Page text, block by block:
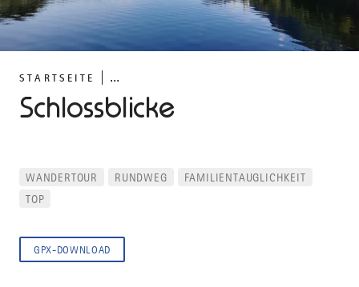
STARTSEITE ...
Schlossblicke
WANDERTOUR RUNDWEG
FAMILIENTAUGLICHKEIT
TOP
GPX-DOWNLOAD